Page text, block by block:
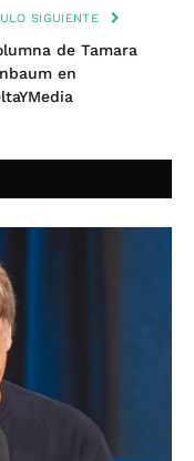
SIGUIENTE
de Tamara
en